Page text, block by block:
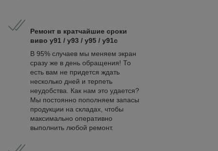
Ремонт в кратчайшие сроки
виво y91 / у93 / у95 / у91с
В 95% случаев мы меняем экран
сразу же в день обращения! То
есть вам не придется ждать
несколько дней и терпеть
неудобства. Как нам это удается?
Мы постоянно пополняем запасы
продукции на складах, чтобы
максимально оперативно
выполнить любой ремонт.